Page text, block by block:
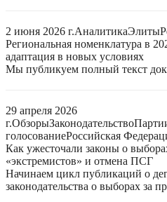
2 июня 2026 г.АналитикаЭлиты
Региональная номенклатура в
адаптация в новых условиях
Мы публикуем полный текст
29 апреля 2026
г.ОбзорыЗаконодательство
голосованиеРоссийская
Как ужесточали законы о
«экстремистов» и отмена ПСГ
Начинаем цикл публикаций о
законодательства о выборах за